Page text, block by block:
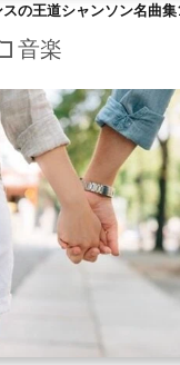
スの王道シャンソン名曲
音楽